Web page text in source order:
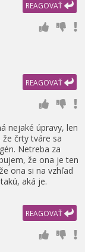
REAGOVAŤ
REAGOVAŤ
nejaké úpravy, len
že črty tváre sa
Netreba za
že ona je ten
že ona si na vzhľad
aká je.
REAGOVAŤ